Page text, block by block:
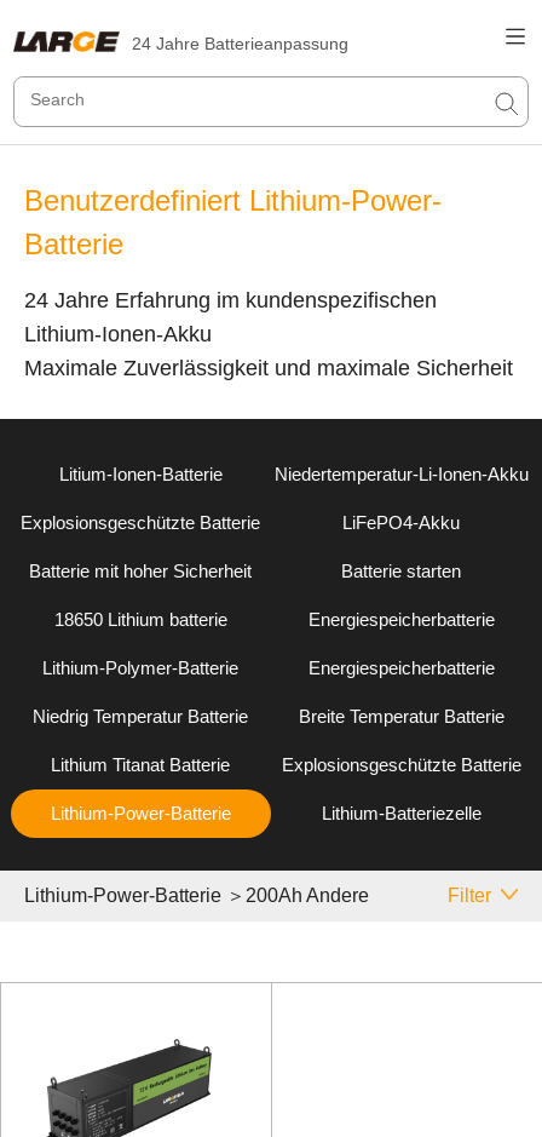
24 Jahre Batterieanpassung
Benutzerdefiniert Lithium-Power-
Batterie
24 Jahre Erfahrung im kundenspezifischen
Lithium-Ionen-Akku
Maximale Zuverlässigkeit und maximale Sicherheit
Litium-Ionen-Batterie Niedertemperatur-Li-Ionen-Akku
Explosionsgeschützte Batterie LiFePO4-Akku
Batterie mit hoher Sicherheit Batterie starten
18650 Lithium batterie Energiespeicherbatterie
Lithium-Polymer-Batterie Energiespeicherbatterie
Niedrig Temperatur Batterie Breite Temperatur Batterie
Lithium Titanat Batterie Explosionsgeschützte Batterie
Lithium-Power-Batterie Lithium-Batteriezelle
Lithium-Power-Batterie ＞200Ah Andere Filter